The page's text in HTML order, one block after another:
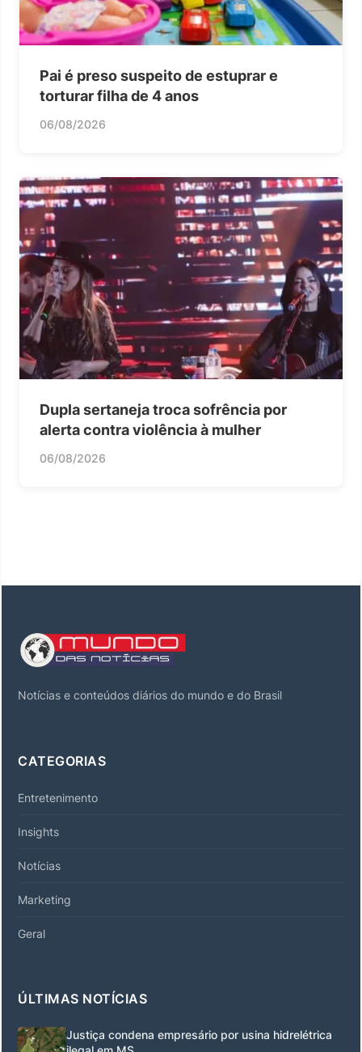
Pai é preso suspeito de estuprar e
torturar filha de 4 anos
06/08/2026
Dupla sertaneja troca sofrência por
alerta contra violência à mulher
06/08/2026
Notícias e conteúdos diários do mundo e do Brasil
CATEGORIAS
Entretenimento
Insights
Notícias
Marketing
Geral
ÚLTIMAS NOTÍCIAS
Justiça condena empresário por usina hidrelétrica